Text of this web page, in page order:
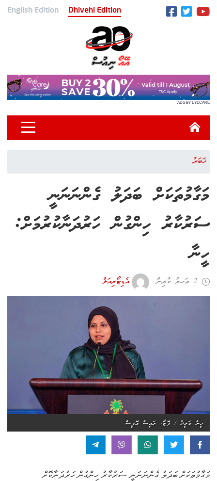
English Edition Dhivehi Edition
ADS BY EYECARE
ޚަބަރު
މަގާމުތަކަށް ބަދަލު ގެންނަނަނީ
ސަރުކާރު ހިންގުން ހަރުދަނާކުރުމަށް:
ހީނާ
2 އަހރު ކުރިން އެޑިޓޯރިއަލް
ހީނާ ވަލީދު / ފޮޓޯ: ރައީސް އޮފީސް
މަގާމުތަކަށް ބަދަލު ގެންނަނަނީ ސަރުކާރު ހިންގުން ހަރުދަނާކޮށް